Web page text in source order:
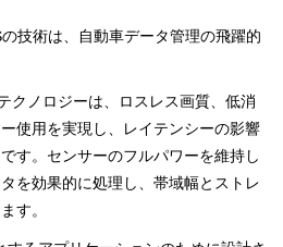
技術は、自動車データ管理の飛躍的
クノロジーは、ロスレス画質、低消
使用を実現し、レイテンシーの影響
す。センサーのフルパワーを維持し
を効果的に処理し、帯域幅とストレ
す。